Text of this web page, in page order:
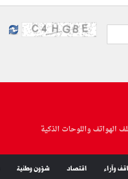
الهواتف واللوحات الذكية
وآراء اقتصاد شؤون وطنية